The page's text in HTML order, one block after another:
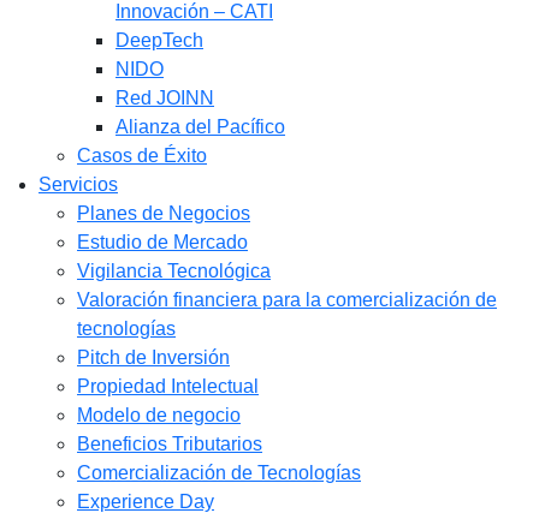
Innovación – CATI
DeepTech
NIDO
Red JOINN
Alianza del Pacífico
Casos de Éxito
Servicios
Planes de Negocios
Estudio de Mercado​
Vigilancia Tecnológica
Valoración financiera para la comercialización de
tecnologías
Pitch de Inversión
Propiedad Intelectual
Modelo de negocio
Beneficios Tributarios
Comercialización de Tecnologías
Experience Day